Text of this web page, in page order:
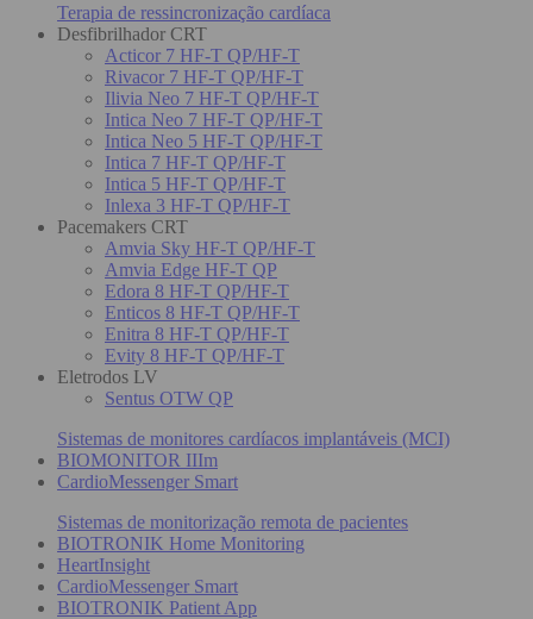
Terapia de ressincronização cardíaca
Desfibrilhador CRT
Acticor 7 HF-T QP/HF-T
Rivacor 7 HF-T QP/HF-T
Ilivia Neo 7 HF-T QP/HF-T
Intica Neo 7 HF-T QP/HF-T
Intica Neo 5 HF-T QP/HF-T
Intica 7 HF-T QP/HF-T
Intica 5 HF-T QP/HF-T
Inlexa 3 HF-T QP/HF-T
Pacemakers CRT
Amvia Sky HF-T QP/HF-T
Amvia Edge HF-T QP
Edora 8 HF-T QP/HF-T
Enticos 8 HF-T QP/HF-T
Enitra 8 HF-T QP/HF-T
Evity 8 HF-T QP/HF-T
Eletrodos LV
Sentus OTW QP
Sistemas de monitores cardíacos implantáveis (MCI)
BIOMONITOR IIIm
CardioMessenger Smart
Sistemas de monitorização remota de pacientes
BIOTRONIK Home Monitoring
HeartInsight
CardioMessenger Smart
BIOTRONIK Patient App